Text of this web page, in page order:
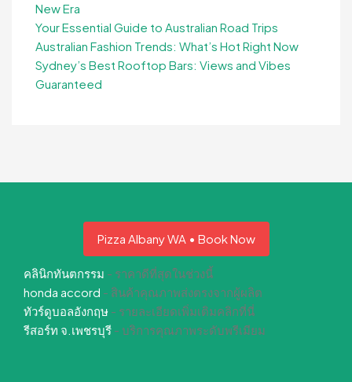
New Era
Your Essential Guide to Australian Road Trips
Australian Fashion Trends: What’s Hot Right Now
Sydney’s Best Rooftop Bars: Views and Vibes
Guaranteed
Pizza Albany WA • Book Now
คลินิกทันตกรรม - ราคาดีที่สุดในช่วงนี้
honda accord - สินค้าคุณภาพส่งตรงจากผู้ผลิต
ทัวร์ดูบอลอังกฤษ - รายละเอียดเพิ่มเติมคลิกที่นี่
รีสอร์ท จ.เพชรบุรี - บริการคุณภาพระดับพรีเมียม